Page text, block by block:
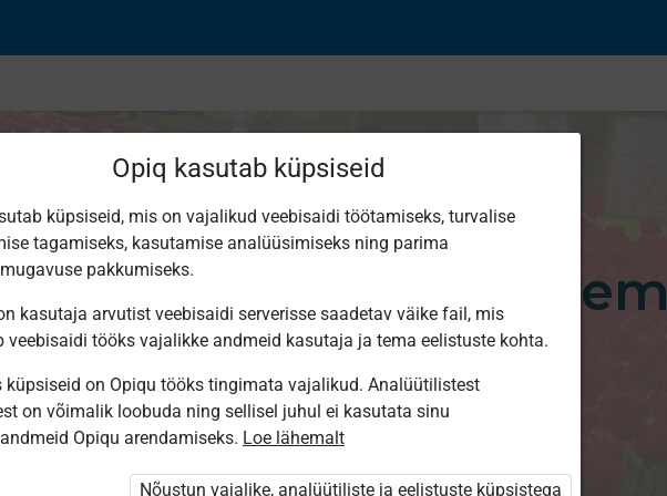
pangandus­süsteem
sisse logitud.
„Erakasutaja 2024/25”,
Opiq kasutab küpsiseid
küpsiseid, mis on vajalikud veebisaidi töötamiseks, turvalise
tagamiseks, kasutamise analüüsimiseks ning parima
pakkumiseks.
kasutaja arvutist veebisaidi serverisse saadetav väike fail, mis
veebisaidi tööks vajalikke andmeid kasutaja ja tema eelistuste kohta.
küpsiseid on Opiqu tööks tingimata vajalikud. Analüütilistest
on võimalik loobuda ning sellisel juhul ei kasutata sinu
Opiqu arendamiseks. Loe lähemalt
Nõustun vajalike, analüütiliste ja eelistuste küpsistega